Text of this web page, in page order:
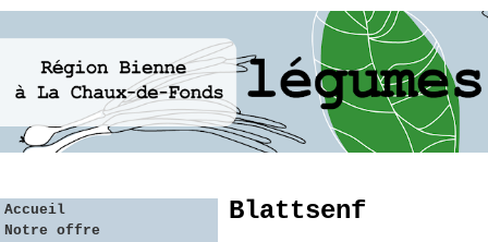
Accueil
Notre offre
Blattsenf